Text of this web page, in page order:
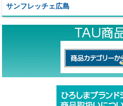
サンフレッチェ広島